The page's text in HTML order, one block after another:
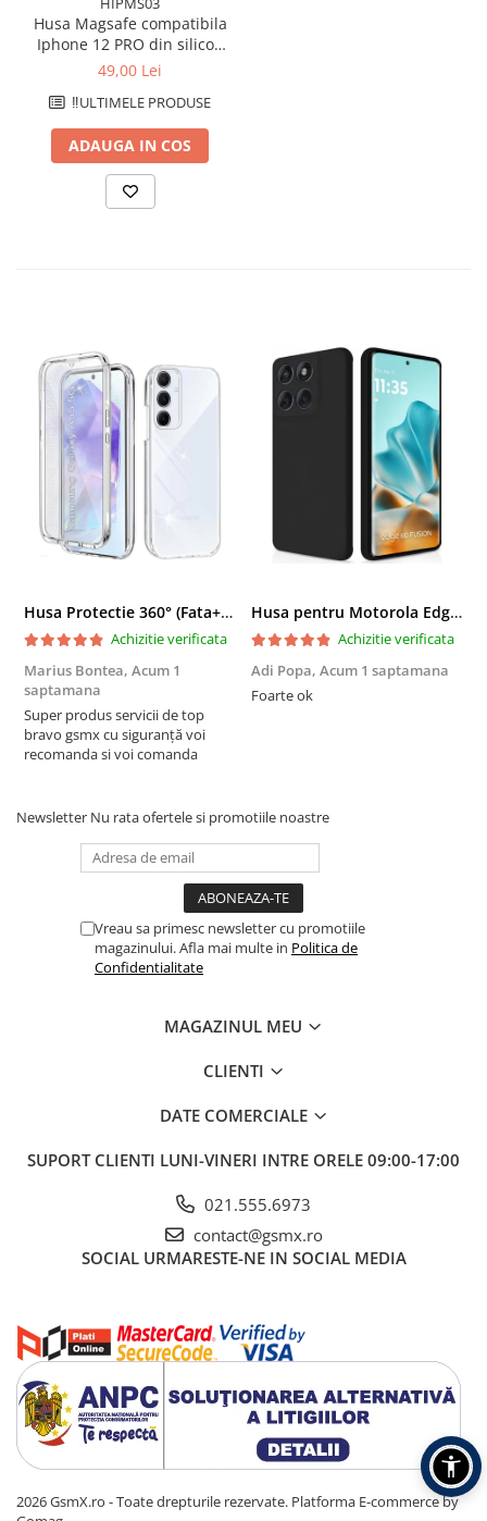
imagini. Vă mulțumim pentru înțelegere!
Husa Magsafe compatibila
Iphone 12 PRO din silicon
catifelat cu interior din
pentru camere - Turcoaz
49,00 Lei
‼️ULTIMELE PRODUSE
ADAUGA IN COS
Husa Protectie 360° (Fata+Spate) compatibila Samsung Galaxy A55 5G, Transparanta, Protectie Completa
Achizitie verificata
Marius Bontea, Acum 1
saptamana
Super produs servicii de top
bravo gsmx cu siguranță voi
recomanda si voi comanda
Husa pentru Motorola Edge 60 Fusion din sIlicon catifelat cu interior din microfibra si protectie la camere - Negru
Achizitie verificata
Adi Popa, Acum 1 saptamana
Foarte ok
Newsletter Nu rata ofertele si promotiile noastre
Vreau sa primesc newsletter cu promotiile
magazinului. Afla mai multe in Politica de
Confidentialitate
MAGAZINUL MEU
CLIENTI
DATE COMERCIALE
SUPORT CLIENTI LUNI-VINERI INTRE ORELE 09:00-17:00
021.555.6973
contact@gsmx.ro
SOCIAL URMARESTE-NE IN SOCIAL MEDIA
2026 GsmX.ro - Toate drepturile rezervate. Platforma E-commerce by